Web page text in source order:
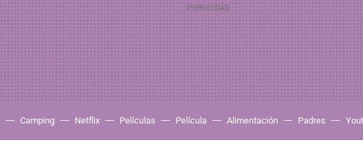
Camping Netflix Películas Película Alimentación Padres